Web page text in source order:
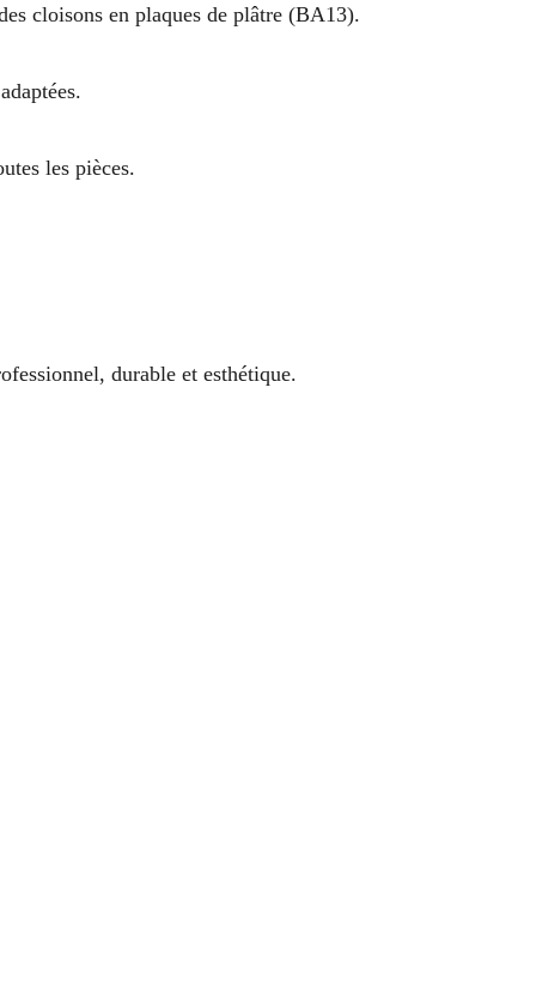
cloisons en plaques de plâtre (BA13).
les pièces.
durable et esthétique.